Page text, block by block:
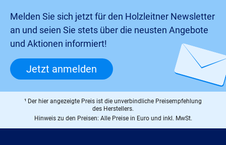
Melden Sie sich jetzt für den Holzleitner Newsletter
an und seien Sie stets über die neusten Angebote
und Aktionen informiert!
Jetzt anmelden
¹ Der hier angezeigte Preis ist die unverbindliche Preisempfehlung
des Herstellers.
Hinweis zu den Preisen: Alle Preise in Euro und inkl. MwSt.